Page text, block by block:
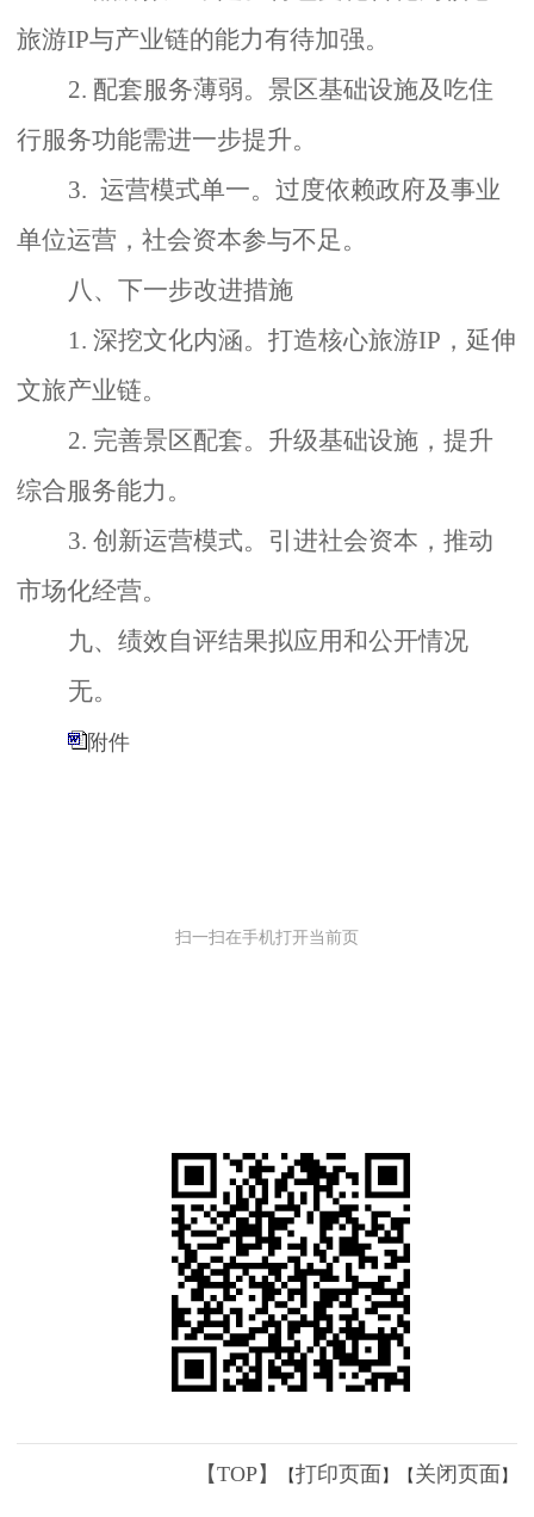
旅游IP与产业链的能力有待加强。
2. 配套服务薄弱。景区基础设施及吃住
行服务功能需进一步提升。
3. 运营模式单一。 过度依赖政府及事业
单位运营，社会资本参与不足。
八、 下一步改进措施
1. 深挖文化内涵。 打造核心旅游IP ，延伸
文旅产业链。
2. 完善景区配套。 升级基础设施，提升
综合服务能力。
3. 创新运营模式。 引进社会资本，推动
市场化经营。
九、绩效自评结果拟应用和公开情况
无。
附件
扫一扫在手机打开当前页
【TOP】 【打印页面 】【 关闭页面 】